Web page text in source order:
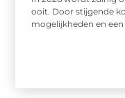
ooit. Door stijgende
mogelijkheden en